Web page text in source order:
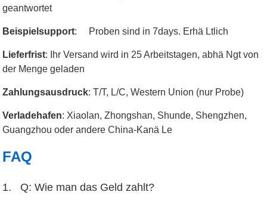
geantwortet
Beispielsupport: Proben sind in 7days. Erhä Ltlich
Lieferfrist: Ihr Versand wird in 25 Arbeitstagen, abhä Ngt von
der Menge geladen
Zahlungsausdruck: T/T, L/C, Western Union (nur Probe)
Verladehafen: Xiaolan, Zhongshan, Shunde, Shengzhen,
Guangzhou oder andere China-Kanä Le
FAQ
1. Q: Wie man das Geld zahlt?